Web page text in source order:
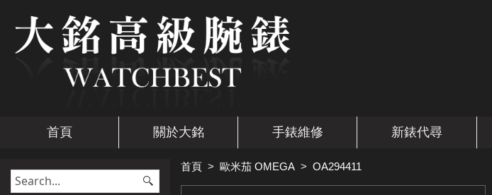
首頁 關於大銘 手錶維修 新錶代尋
首頁 > 歐米茄 OMEGA > OA294411